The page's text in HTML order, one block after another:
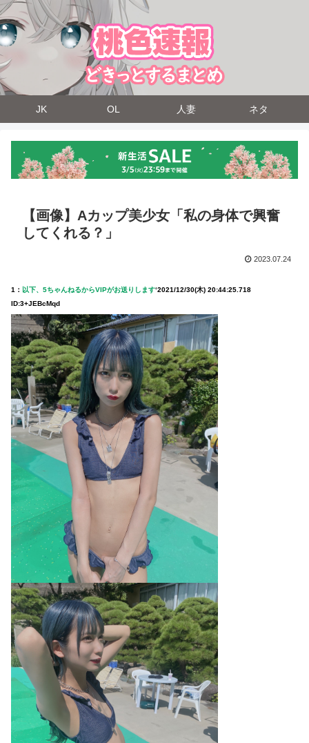
JK OL 人妻 ネタ
【画像】Aカップ美少女「私の身体で興奮
してくれる？」
2023.07.24
1： 以下、5ちゃんねるからVIPがお送りします‘2021/12/30(木) 20:44:25.718
ID:3+JEBcMqd